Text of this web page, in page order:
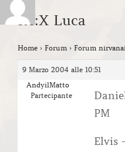
Re:X Luca
Home › Forum › Forum
9 Marzo 2004 alle 10:51
AndyilMatto
Partecipante
PM
Elvis